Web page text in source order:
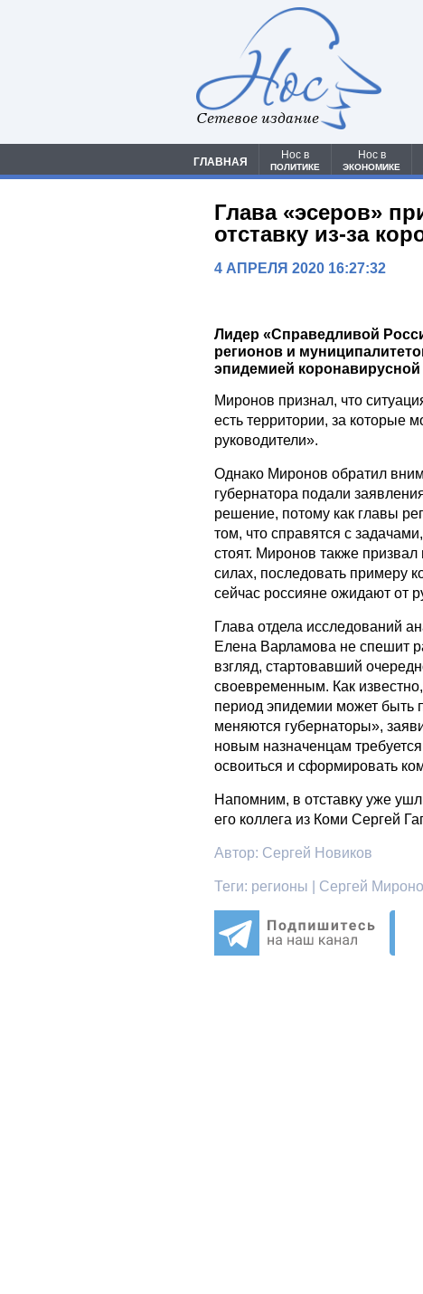
Сетевое издание
ГЛАВНАЯ
Нос в
ПОЛИТИКЕ
Нос в
ЭКОНОМИКЕ
Глава «эсеров»
отставку из-за
4 АПРЕЛЯ 2020 16:27:32
Лидер «Справедливой
регионов и
эпидемией
Миронов признал, что
есть территории, за которые
руководители».
Однако Миронов обратил
губернатора подали
решение, потому как главы
том, что справятся с
стоят. Миронов также
силах, последовать примеру
сейчас россияне ожидают от
Глава отдела исследований
Елена Варламова не спешит
взгляд, стартовавший
своевременным. Как
период эпидемии может быть
меняются губернаторы»,
новым назначенцам
освоиться и сформировать
Напомним, в отставку уже
его коллега из Коми Сергей
Автор: Сергей Новиков
Теги: регионы | Сергей